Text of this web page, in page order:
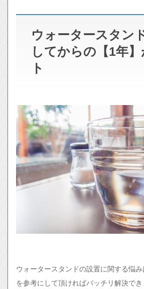
ウォータースタン
してからの【1年
ト
ウォータースタンドの設置に関する悩
を参考にして頂ければバッチリ解決でき